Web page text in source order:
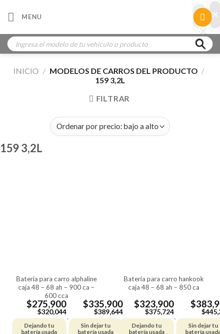
MENU
Búsqueda
de
productos
INICIO / MODELOS DE CARROS DEL PRODUCTO /
159 3,2L
FILTRAR
159 3,2L
batería para carro alphaline
caja 48 – 68 ah – 900 ca –
600 cca
$275,900
$320,044
Dejando tu
batería usada
-
$335,900
$389,644
Sin dejar tu
batería usada
batería para carro hankook
caja 48 – 68 ah – 850 ca
$323,900
$375,724
Dejando tu
batería usada
-
$
$
Sin dejar tu
batería
×
×
×
×